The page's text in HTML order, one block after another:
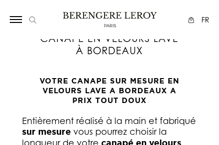
FR
CANAPÉ EN VELOURS LAVÉ
À BORDEAUX
VOTRE CANAPE SUR MESURE EN
VELOURS LAVE A BORDEAUX A
PRIX TOUT DOUX
Entièrement réalisé à la main et fabriqué
sur mesurevous pourrez choisir la
longueur de votre